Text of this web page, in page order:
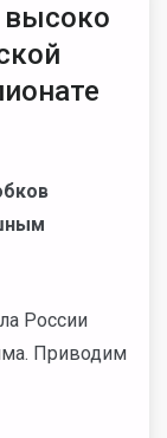
высоко
России
Приводим